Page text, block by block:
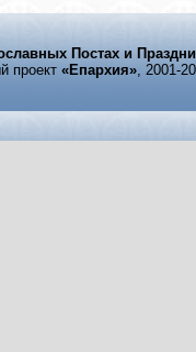
Постах и
проект «Епархия», 2001-